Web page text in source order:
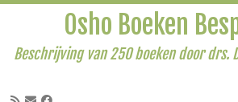
Osho Boeken
Beschrijving van 250 boeken door drs.